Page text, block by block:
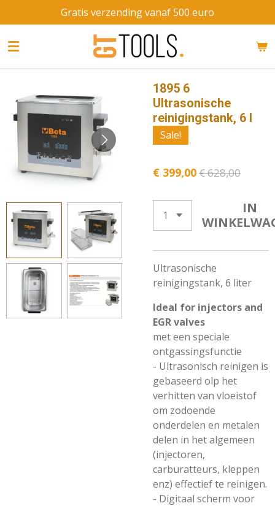
direct
naar
Gratis verzending vanaf 500 euro
1895 6
Ultrasonische
reinigingstank, 6 l
Sale!
€ 399,00€ 628,00
IN
Ultrasonische
reinigingstank, 6 liter
Ideal for injectors and
EGR valves
met een speciale
ontgassingsfunctie
- Ultrasonisch reinigen is
gebaseerd olp het
verhitten van vloeistof
om zodoende
onderdelen en metalen
delen in het algemeen
(injectoren,
carburatteurs, kleppen
enz) effectief te reinigen.
- Digitaal scherm voor